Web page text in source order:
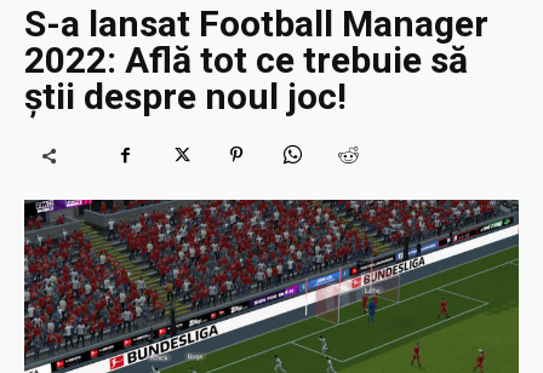
S-a lansat Football Manager
2022: Află tot ce trebuie să
știi despre noul joc!